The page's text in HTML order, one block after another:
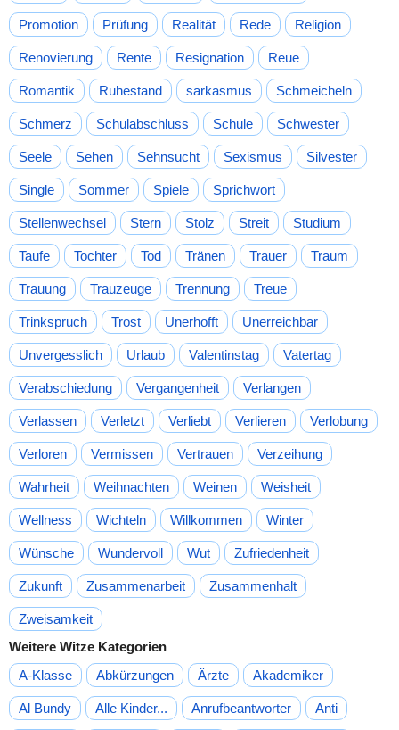
Promotion Prüfung Realität Rede Religion
Renovierung Rente Resignation Reue
Romantik Ruhestand sarkasmus Schmeicheln
Schmerz Schulabschluss Schule Schwester
Seele Sehen Sehnsucht Sexismus Silvester
Single Sommer Spiele Sprichwort
Stellenwechsel Stern Stolz Streit Studium
Taufe Tochter Tod Tränen Trauer Traum
Trauung Trauzeuge Trennung Treue
Trinkspruch Trost Unerhofft Unerreichbar
Unvergesslich Urlaub Valentinstag Vatertag
Verabschiedung Vergangenheit Verlangen
Verlassen Verletzt Verliebt Verlieren Verlobung
Verloren Vermissen Vertrauen Verzeihung
Wahrheit Weihnachten Weinen Weisheit
Wellness Wichteln Willkommen Winter
Wünsche Wundervoll Wut Zufriedenheit
Zukunft Zusammenarbeit Zusammenhalt
Zweisamkeit
Weitere Witze Kategorien
A-Klasse
Abkürzungen Ärzte Akademiker
Al Bundy Alle Kinder... Anrufbeantworter Anti